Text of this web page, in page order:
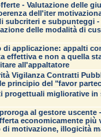
- Valutazione delle
dell'iter
e subpunteggi
delle modalità di
applicazione: appalti
effettiva e non a quella
all'appaltatore
Vigilanza Contratti
principio del "favor
migliorative in
al gestore
economicamente
motivazione, illogicità